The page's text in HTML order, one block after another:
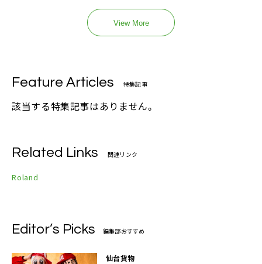
View More
Feature Articles 特集記事
該当する特集記事はありません。
Related Links 関連リンク
Roland
Editor’s Picks 編集部おすすめ
仙台貨物